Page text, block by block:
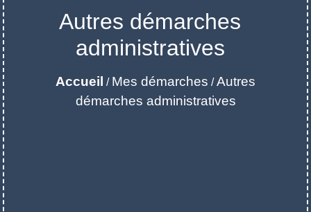
Autres démarches
administratives
Accueil / Mes démarches /Autres
démarches administratives